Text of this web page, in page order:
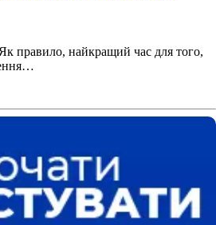
правило, найкращий час для того,